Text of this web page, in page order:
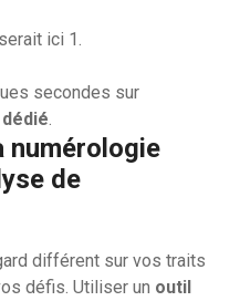
serait ici 1.
secondes sur
numérologie
de
différent sur vos traits
défis. Utiliser un outil